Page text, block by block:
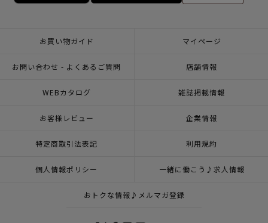
お買い物ガイド マイページ
お問い合わせ - よくあるご質問 店舗情報
WEBカタログ 雑誌掲載情報
お客様レビュー 企業情報
特定商取引法表記 利用規約
個人情報ポリシー 一緒に働こう♪求人情報
おトクな情報♪メルマガ登録